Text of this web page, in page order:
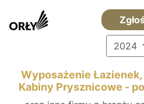
2024
Wyposażenie
Kabiny Prysznicowe -